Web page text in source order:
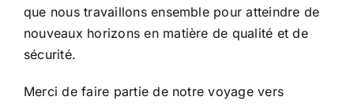
que nous travaillons ensemble pour atteindre de
nouveaux horizons en matière de qualité et de
sécurité.
Merci de faire partie de notre voyage vers